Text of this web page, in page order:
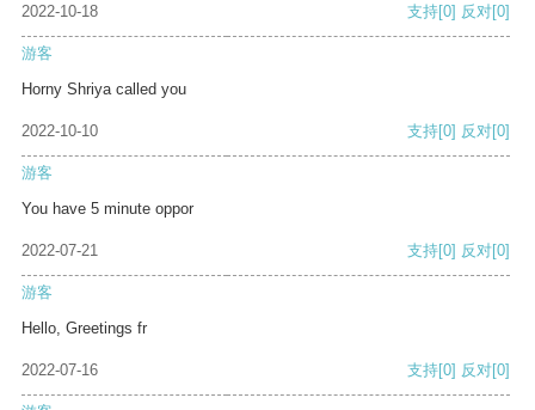
2022-10-18 支持[0] 反对[0]
游客
Horny Shriya called you
2022-10-10 支持[0] 反对[0]
游客
You have 5 minute oppor
2022-07-21 支持[0] 反对[0]
游客
Hello, Greetings fr
2022-07-16 支持[0] 反对[0]